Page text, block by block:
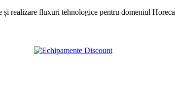
și realizare fluxuri tehnologice pentru domeniul Horeca